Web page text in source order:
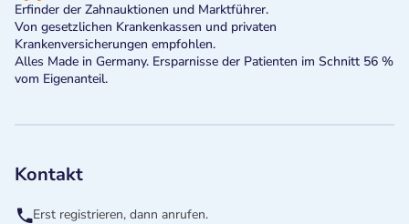
Erfinder der Zahnauktionen und Marktführer.
Von gesetzlichen Krankenkassen und privaten
Krankenversicherungen empfohlen.
Alles Made in Germany. Ersparnisse der Patienten im Schnitt 56 %
vom Eigenanteil.
Kontakt
Erst registrieren, dann anrufen.